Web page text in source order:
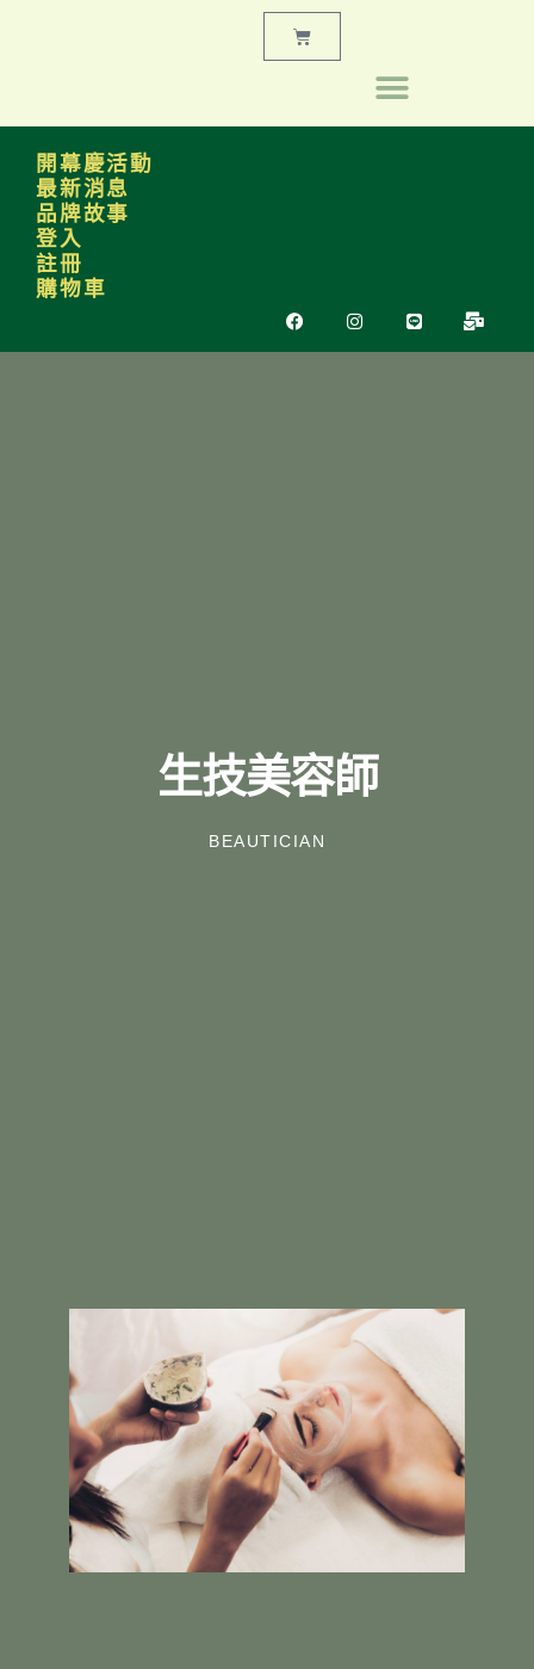
開幕慶活動
最新消息
品牌故事
登入
註冊
購物車
生技美容師
BEAUTICIAN